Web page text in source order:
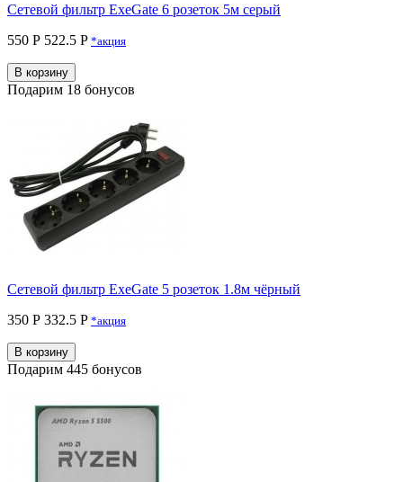
Сетевой фильтр ExeGate 6 розеток 5м серый
550 Р 522.5 P *акция
В корзину
Подарим 18 бонусов
Сетевой фильтр ExeGate 5 розеток 1.8м чёрный
350 Р 332.5 P *акция
В корзину
Подарим 445 бонусов